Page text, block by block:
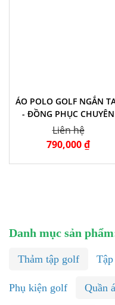
ÁO POLO GOLF NGẮN
- ĐỒNG PHỤC CHUYÊN
NGHIỆP
Liên hệ
790,000 ₫
Danh mục sản
Thảm tập golf
Phụ kiện golf Quần